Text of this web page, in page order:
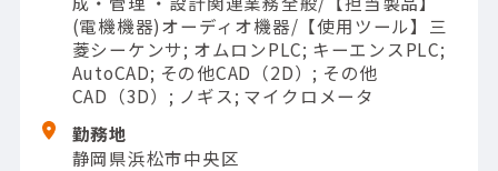
(電機機器)オーディオ機器/【使用ツール】三
菱シーケンサ; オムロンPLC; キーエンスPLC;
AutoCAD; その他CAD（2D）; その他
CAD（3D）; ノギス; マイクロメータ
勤務地
静岡県浜松市中央区